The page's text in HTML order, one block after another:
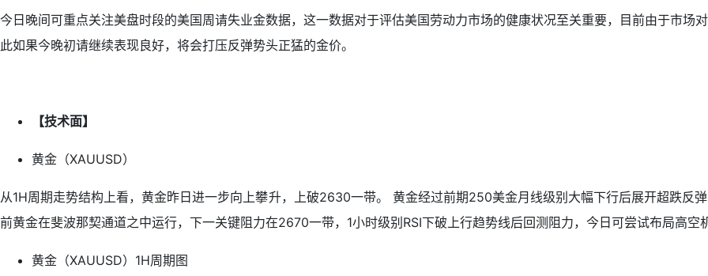
今日晚间可重点关注美盘时段的美国周请失业金数据，这一数据对于评估美国劳动力市场的健康状况至关重要，目前由于市场
此如果今晚初请继续表现良好，将会打压反弹势头正猛的金价。
【技术面】
黄金（XAUUSD）
从1H周期走势结构上看，黄金昨日进一步向上攀升，上破2630一带。 黄金经过前期250美金月线级别大幅下行后展开超跌反
前黄金在斐波那契通道之中运行，下一关键阻力在2670一带，1小时级别RSI下破上行趋势线后回测阻力，今日可尝试布局高空
黄金（XAUUSD）1H周期图